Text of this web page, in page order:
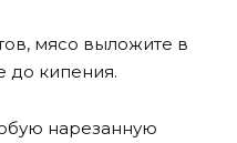
мясо выложите в
до кипения.
нарезанную